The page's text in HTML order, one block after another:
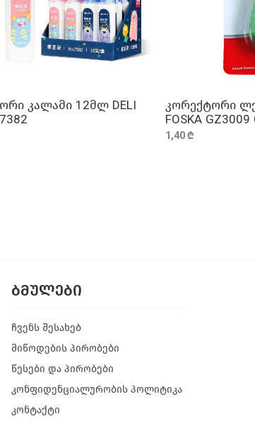
ᲓᲐᲛᲐᲢᲔᲑᲐ
კალამი 12მლ DELI
კორექტორი
FOSKA
1,40 ₾
ᲑᲛᲣᲚᲔᲑᲘ
ჩვენს შესახებ
მიწოდების პირობები
წესები და პირობები
კონფიდენციალურობის პოლიტიკა
კონტაქტი